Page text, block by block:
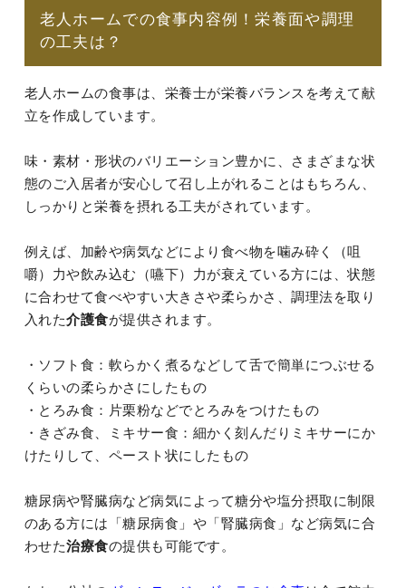
老人ホームでの食事内容例！栄養面や調理
の工夫は？
老人ホームの食事は、栄養士が栄養バランスを考えて献
立を作成しています。
味・素材・形状のバリエーション豊かに、さまざまな状
態のご入居者が安心して召し上がれることはもちろん、
しっかりと栄養を摂れる工夫がされています。
例えば、加齢や病気などにより食べ物を噛み砕く（咀
嚼）力や飲み込む（嚥下）力が衰えている方には、状態
に合わせて食べやすい大きさや柔らかさ、調理法を取り
入れた介護食が提供されます。
・ソフト食：軟らかく煮るなどして舌で簡単につぶせる
くらいの柔らかさにしたもの
・とろみ食：片栗粉などでとろみをつけたもの
・きざみ食、ミキサー食：細かく刻んだりミキサーにか
けたりして、ペースト状にしたもの
糖尿病や腎臓病など病気によって糖分や塩分摂取に制限
のある方には「糖尿病食」や「腎臓病食」など病気に合
わせた治療食の提供も可能です。